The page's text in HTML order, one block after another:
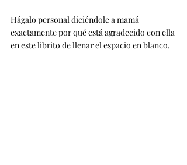
Hágalo personal diciéndole a mamá
exactamente por qué está agradecido con ella
en este librito de llenar el espacio en blanco.